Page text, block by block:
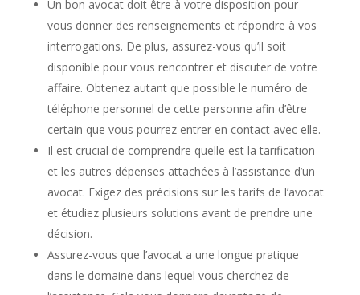
Un bon avocat doit être à votre disposition pour
vous donner des renseignements et répondre à vos
interrogations. De plus, assurez-vous qu’il soit
disponible pour vous rencontrer et discuter de votre
affaire. Obtenez autant que possible le numéro de
téléphone personnel de cette personne afin d’être
certain que vous pourrez entrer en contact avec elle.
Il est crucial de comprendre quelle est la tarification
et les autres dépenses attachées à l’assistance d’un
avocat. Exigez des précisions sur les tarifs de l’avocat
et étudiez plusieurs solutions avant de prendre une
décision.
Assurez-vous que l’avocat a une longue pratique
dans le domaine dans lequel vous cherchez de